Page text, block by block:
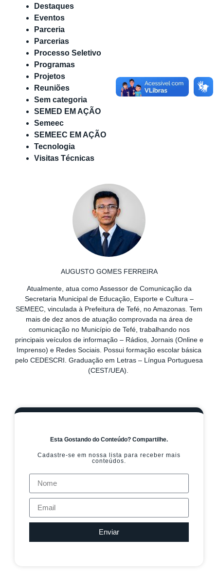
Destaques
Eventos
Parceria
Parcerias
Processo Seletivo
Programas
Projetos
Reuniões
Sem categoria
SEMED EM AÇÃO
Semeec
SEMEEC EM AÇÃO
Tecnologia
Visitas Técnicas
AUGUSTO GOMES FERREIRA
Atualmente, atua como Assessor de Comunicação da
Secretaria Municipal de Educação, Esporte e Cultura –
SEMEEC, vinculada à Prefeitura de Tefé, no Amazonas. Tem
mais de dez anos de atuação comprovada na área de
comunicação no Município de Tefé, trabalhando nos
principais veículos de informação – Rádios, Jornais (Online e
Imprenso) e Redes Sociais. Possui formação escolar básica
pelo CEDESCRI. Graduação em Letras – Língua Portuguesa
(CEST/UEA).
Esta Gostando do Conteúdo? Compartilhe.
Cadastre-se em nossa lista para receber mais
conteúdos.
Enviar